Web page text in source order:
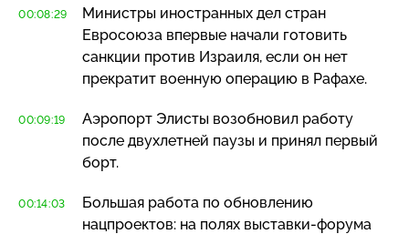
00:08:29
Министры иностранных дел стран
Евросоюза впервые начали готовить
санкции против Израиля, если он нет
прекратит военную операцию в Рафахе.
00:09:19
Аэропорт Элисты возобновил работу
после двухлетней паузы и принял первый
борт.
00:14:03
Большая работа по обновлению
нацпроектов: на полях выставки-форума